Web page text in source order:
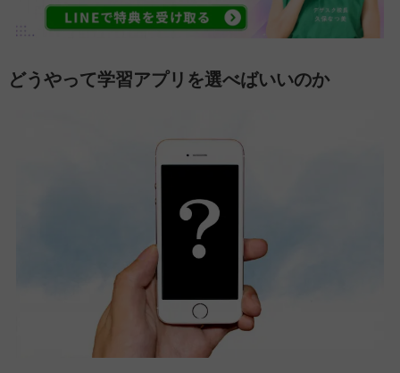
どうやって学習アプリを選べばいいのか